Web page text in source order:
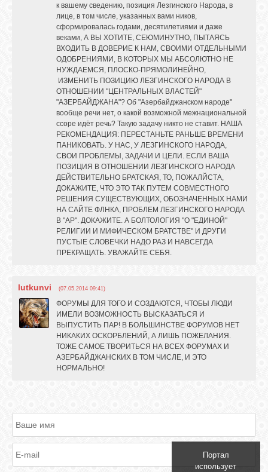
к вашему сведению, позиция Лезгинского Народа, в
лице, в том числе, указанных вами ников,
сформировалась годами, десятилетиями и даже
веками, А ВЫ ХОТИТЕ, СЕЮМИНУТНО, ПЫТАЯСЬ
ВХОДИТЬ В ДОВЕРИЕ К НАМ, СВОИМИ ОТДЕЛЬНЫМИ
ОДОБРЕНИЯМИ, В КОТОРЫХ МЫ АБСОЛЮТНО НЕ
НУЖДАЕМСЯ, ПЛОСКО-ПРЯМОЛИНЕЙНО,
ИЗМЕНИТЬ ПОЗИЦИЮ ЛЕЗГИНСКОГО НАРОДА В
ОТНОШЕНИИ "ЦЕНТРАЛЬНЫХ ВЛАСТЕЙ"
"АЗЕРБАЙДЖАНА"? Об "Азербайджанском народе"
вообще речи нет, о какой возможной межнациональной
ссоре идёт речь? Такую задачу никто не ставит. НАША
РЕКОМЕНДАЦИЯ: ПЕРЕСТАНЬТЕ РАНЬШЕ ВРЕМЕНИ
ПАНИКОВАТЬ. У НАС, У ЛЕЗГИНСКОГО НАРОДА,
СВОИ ПРОБЛЕМЫ, ЗАДАЧИ И ЦЕЛИ. ЕСЛИ ВАША
ПОЗИЦИЯ В ОТНОШЕНИИ ЛЕЗГИНСКОГО НАРОДА
ДЕЙСТВИТЕЛЬНО БРАТСКАЯ, ТО, ПОЖАЛЙСТА,
ДОКАЖИТЕ, ЧТО ЭТО ТАК ПУТЕМ СОВМЕСТНОГО
РЕШЕНИЯ СУЩЕСТВУЮЩИХ, ОБОЗНАЧЕННЫХ НАМИ
НА САЙТЕ ФЛНКА, ПРОБЛЕМ ЛЕЗГИНСКОГО НАРОДА
В "АР". ДОКАЖИТЕ. А БОЛТОЛОГИЯ "О "ЕДИНОЙ"
РЕЛИГИИ И МИФИЧЕСКОМ БРАТСТВЕ" И ДРУГИ
ПУСТЫЕ СЛОВЕЧКИ НАДО РАЗ И НАВСЕГДА
ПРЕКРАЩАТЬ. УВАЖАЙТЕ СЕБЯ.
lutkunvi (07.05.2014 09:41)
ФОРУМЫ ДЛЯ ТОГО И СОЗДАЮТСЯ, ЧТОБЫ ЛЮДИ
ИМЕЛИ ВОЗМОЖНОСТЬ ВЫСКАЗАТЬСЯ И
ВЫПУСТИТЬ ПАР! В БОЛЬШИНСТВЕ ФОРУМОВ НЕТ
НИКАКИХ ОСКОРБЛЕНИЙ, А ЛИШЬ ПОЖЕЛАНИЯ.
ТОЖЕ САМОЕ ТВОРИТЬСЯ НА ВСЕХ ФОРУМАХ И
АЗЕРБАЙДЖАНСКИХ В ТОМ ЧИСЛЕ, И ЭТО
НОРМАЛЬНО!
Портал
использует